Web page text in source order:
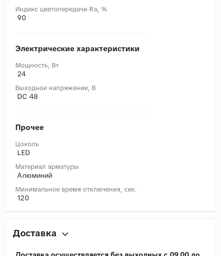
Индекс цветопередачи Ra, %
90
Электрические характеристики
Мощность, Вт
24
Выходное напряжение, В
DC 48
Прочее
Цоколь
LED
Материал арматуры
Алюминий
Минимальное время отключения, сек.
120
Доставка